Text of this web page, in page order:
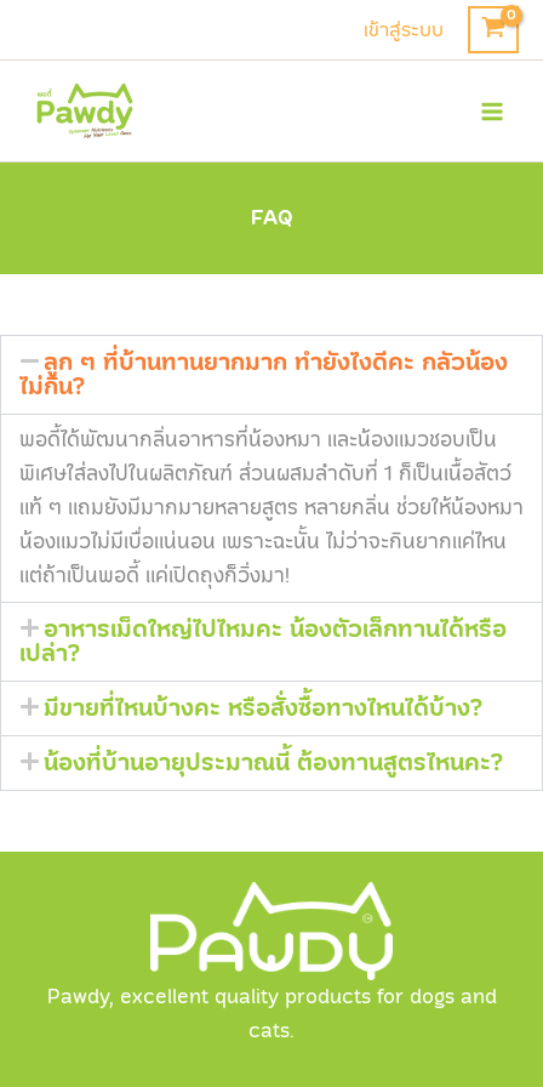
content
เข้าสู่ระบบ
FAQ
ลูก ๆ ที่บ้านทานยากมาก ทำยังไงดีคะ กลัวน้อง
ไม่กิน?
พอดี้ได้พัฒนากลิ่นอาหารที่น้องหมา และน้องแมวชอบเป็น
พิเศษใส่ลงไปในผลิตภัณฑ์ ส่วนผสมลำดับที่ 1 ก็เป็นเนื้อสัตว์
แท้ ๆ แถมยังมีมากมายหลายสูตร หลายกลิ่น ช่วยให้น้องหมา
น้องแมวไม่มีเบื่อแน่นอน เพราะฉะนั้น ไม่ว่าจะกินยากแค่ไหน
แต่ถ้าเป็นพอดี้ แค่เปิดถุงก็วิ่งมา!
อาหารเม็ดใหญ่ไปไหมคะ น้องตัวเล็กทานได้หรือ
เปล่า?
มีขายที่ไหนบ้างคะ หรือสั่งซื้อทางไหนได้บ้าง?
น้องที่บ้านอายุประมาณนี้ ต้องทานสูตรไหนคะ?
Pawdy, excellent quality products for dogs and
cats.